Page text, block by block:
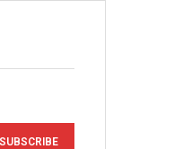
SUBSCRIBE